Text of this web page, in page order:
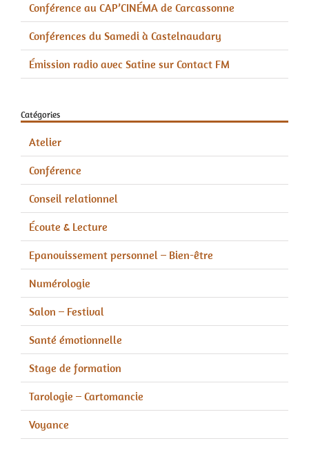
Conférence au CAP’CINÉMA de Carcassonne
Conférences du Samedi à Castelnaudary
Émission radio avec Satine sur Contact FM
Catégories
Atelier
Conférence
Conseil relationnel
Écoute & Lecture
Epanouissement personnel – Bien-être
Numérologie
Salon – Festival
Santé émotionnelle
Stage de formation
Tarologie – Cartomancie
Voyance